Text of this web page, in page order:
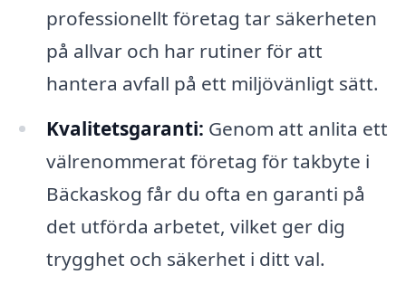
professionellt företag tar säkerheten
på allvar och har rutiner för att
hantera avfall på ett miljövänligt sätt.
Kvalitetsgaranti: Genom att anlita ett
välrenommerat företag för takbyte i
Bäckaskog får du ofta en garanti på
det utförda arbetet, vilket ger dig
trygghet och säkerhet i ditt val.